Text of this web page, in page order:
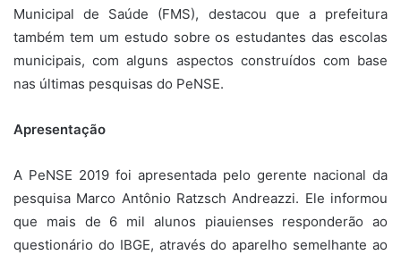
Municipal de Saúde (FMS), destacou que a prefeitura
também tem um estudo sobre os estudantes das escolas
municipais, com alguns aspectos construídos com base
nas últimas pesquisas do PeNSE.
Apresentação
A PeNSE 2019 foi apresentada pelo gerente nacional da
pesquisa Marco Antônio Ratzsch Andreazzi. Ele informou
que mais de 6 mil alunos piauienses responderão ao
questionário do IBGE, através do aparelho semelhante ao